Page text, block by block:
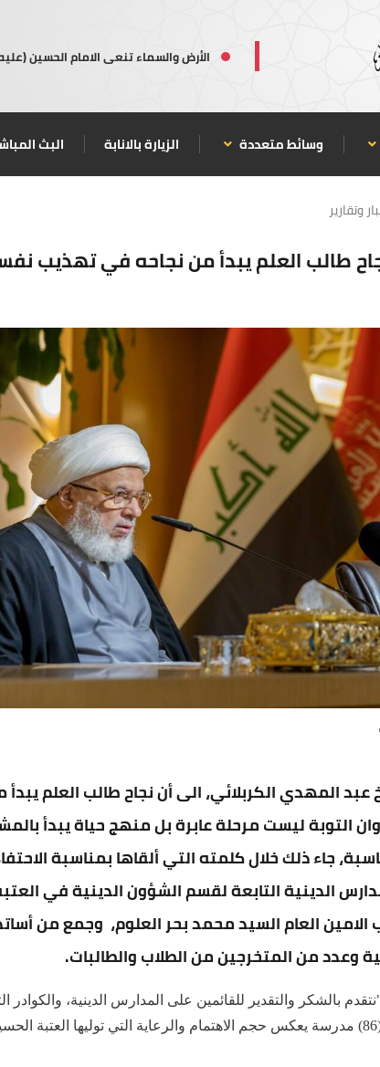
الأرض والسماء تنعى الامام الحسين
وسائط متعددة الزيارة بالانابة البث
وتقارير
طالب العلم يبدأ من نجاحه في تهذيب
عبد المهدي الكربلائي، الى أن نجاح طالب العلم
التوبة ليست مرحلة عابرة بل منهج حياة يبدأ
جاء ذلك خلال كلمته التي ألقاها بمناسبة
الدينية التابعة لقسم الشؤون الدينية في
العام السيد محمد بحر العلوم، وجمع من
وعدد من المتخرجين من الطلاب والطالبات.
بالشكر والتقدير للقائمين على المدارس الدينية، والكوادر
والإدارية" مبينا أن "بلوغ عدد المدارس (86) مدرسة يعكس حجم الاهتمام والرعاية التي توليها العتبة